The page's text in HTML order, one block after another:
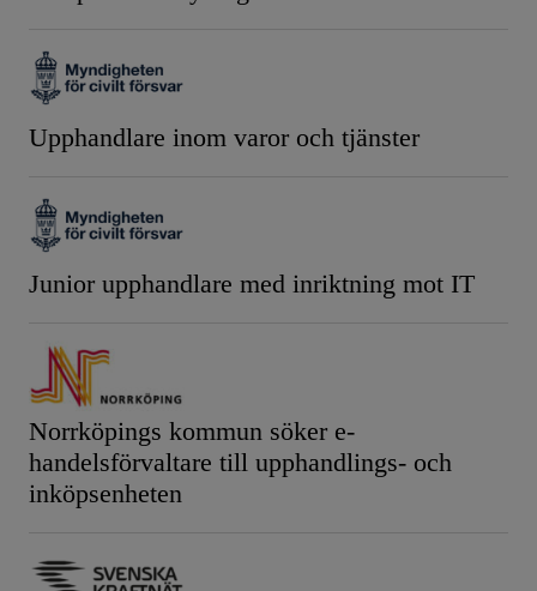
Upphandlare inom varor och tjänster
Junior upphandlare med inriktning mot IT
Norrköpings kommun söker e-
handelsförvaltare till upphandlings- och
inköpsenheten